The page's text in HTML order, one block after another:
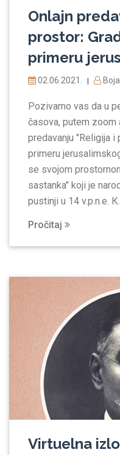
Onlajn
prostor:
primeru
02.06.2021.
Pozivamo vas da u
časova, putem
predavanju "Religija
primeru
se svojom
sastanka" koji je
pustinji u 14 v.p.n.e.
Pročitaj
Virtuelna